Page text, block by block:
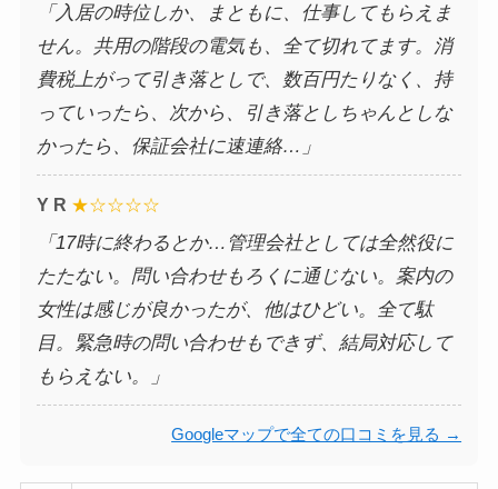
「入居の時位しか、まともに、仕事してもらえま
せん。共用の階段の電気も、全て切れてます。消
費税上がって引き落としで、数百円たりなく、持
っていったら、次から、引き落としちゃんとしな
かったら、保証会社に速連絡…」
Y R ★☆☆☆☆
「17時に終わるとか…管理会社としては全然役に
たたない。問い合わせもろくに通じない。案内の
女性は感じが良かったが、他はひどい。全て駄
目。緊急時の問い合わせもできず、結局対応して
もらえない。」
Googleマップで全ての口コミを見る →